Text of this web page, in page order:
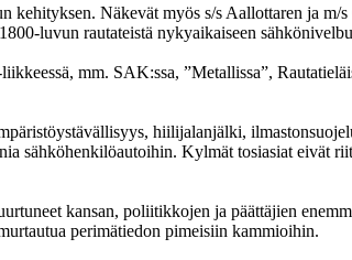
Näkevät myös s/s Aallottaren ja m/
luvun rautateistä nykyaikaiseen
mm. SAK:ssa, ”Metallissa”,
hiilijalanjälki,
sähköhenkilöautoihin. Kylmät tosiasiat eivät
kansan, poliitikkojen ja päättäjien
perimätiedon pimeisiin kammioihin.